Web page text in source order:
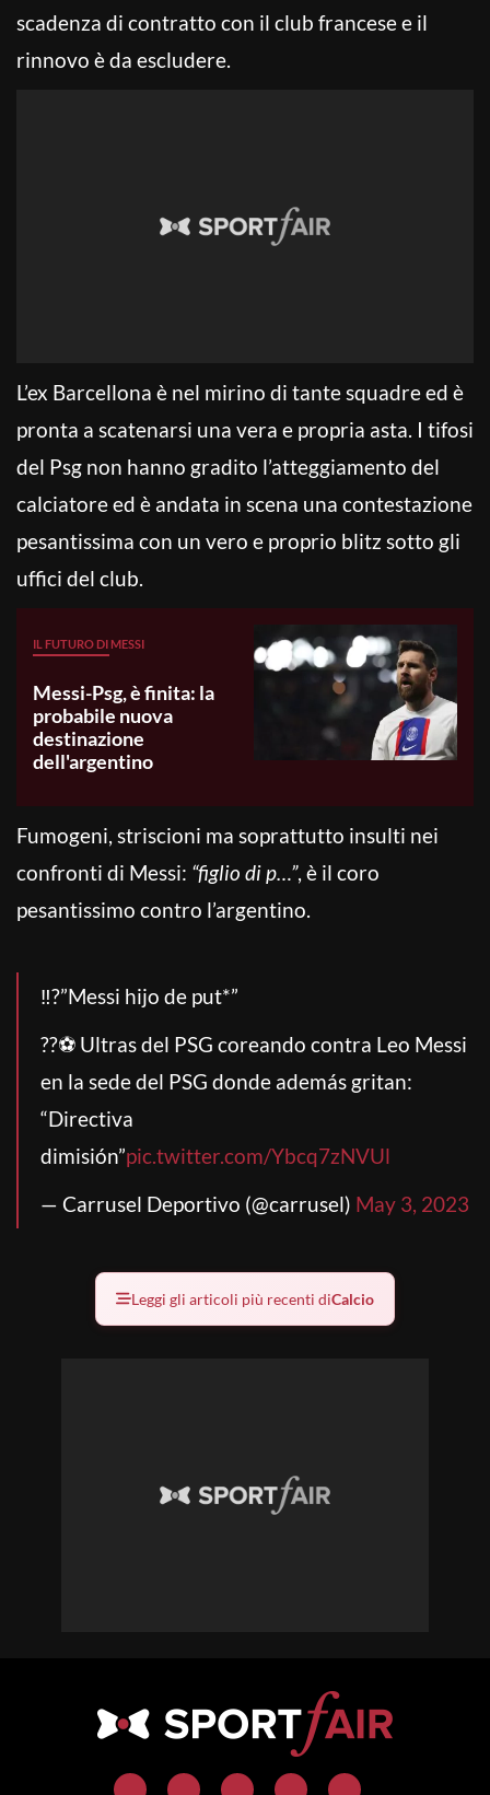
scadenza di contratto con il club francese e il
rinnovo è da escludere.
L’ex Barcellona è nel mirino di tante squadre ed è
pronta a scatenarsi una vera e propria asta. I tifosi
del Psg non hanno gradito l’atteggiamento del
calciatore ed è andata in scena una contestazione
pesantissima con un vero e proprio blitz sotto gli
uffici del club.
IL FUTURO DI MESSI
Messi-Psg, è finita: la
probabile nuova
destinazione
dell'argentino
Fumogeni, striscioni ma soprattutto insulti nei
confronti di Messi: “figlio di p…”, è il coro
pesantissimo contro l’argentino.
‼️?️”Messi hijo de put*”
??⚽️ Ultras del PSG coreando contra Leo Messi
en la sede del PSG donde además gritan:
“Directiva
dimisión”pic.twitter.com/Ybcq7zNVUl
— Carrusel Deportivo (@carrusel) May 3, 2023
Leggi gli articoli più recenti diCalcio